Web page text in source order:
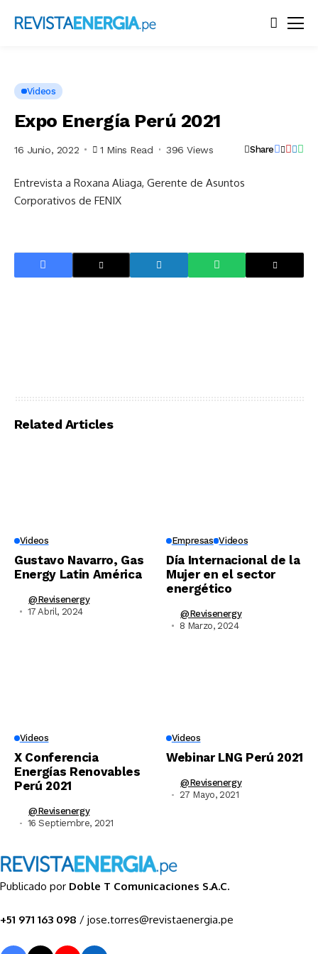
Videos
Expo Energía Perú 2021
16 Junio, 2022 1 Mins Read 396 Views Share
Entrevista a Roxana Aliaga, Gerente de Asuntos
Corporativos de FENIX
Related Articles
Videos
Gustavo Navarro, Gas
Energy Latin América
@revisenergy
17 Abril, 2024
Empresas Videos
Día Internacional de la
Mujer en el sector
energético
@revisenergy
8 Marzo, 2024
Videos
X Conferencia
Energías Renovables
Perú 2021
@revisenergy
16 Septiembre, 2021
Videos
Webinar LNG Perú 2021
@revisenergy
27 Mayo, 2021
Publicado por Doble T Comunicaciones S.A.C.
+51 971 163 098 / jose.torres@revistaenergia.pe